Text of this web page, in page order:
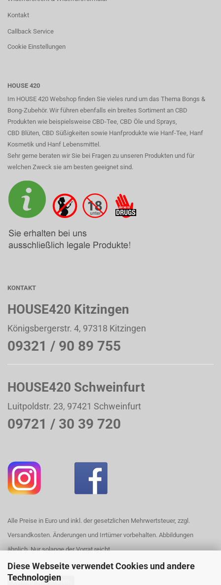
Diese Webseite verwendet Cookies und andere
Technologien
Kontakt
Callback Service
Cookie Einstellungen
HOUSE 420
Im HOUSE 420 Webshop finden Sie vieles rund um das Thema Bongs &
Bong-Zubehör. Wir führen ebenfalls ein breites Sortiment an CBD
Produkten wie beispielsweise CBD-Tee, CBD Öle und Sprays,
CBD Blüten, CBD Süßigkeiten sowie Hanfprodukte wie Hanf-Tee, Hanf
Kosmetik und Hanf Lebensmittel.
Sehr gerne beraten wir Sie bei Fragen zu unseren Produkten und für
welchen Zweck sie am besten geeignet sind.
KONTAKT
HOUSE420 Kitzingen
Königsbergerstr. 4, 97318 Kitzingen
09321 / 90 89 755
HOUSE420 Schweinfurt
Luitpoldstr. 23, 97421 Schweinfurt
09721 / 30 39 720
Alle Preise in Euro und inkl. der gesetzlichen Mehrwertsteuer, zzgl.
Versandkosten. Änderungen und Irrtümer vorbehalten. Abbildungen
ähnlich. Nur solange der Vorrat reicht.
Vertrag widerrufen